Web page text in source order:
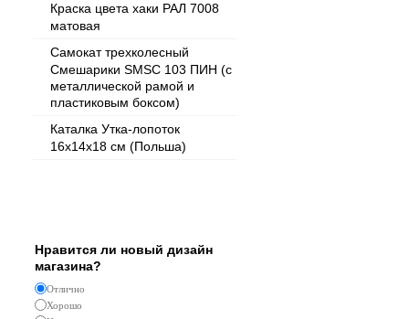
Краска цвета хаки РАЛ 7008
матовая
Самокат трехколесный
Смешарики SMSC 103 ПИН (с
металлической рамой и
пластиковым боксом)
Каталка Утка-лопоток
16х14х18 см (Польша)
Нравится ли новый дизайн
магазина?
Отлично
Хорошо